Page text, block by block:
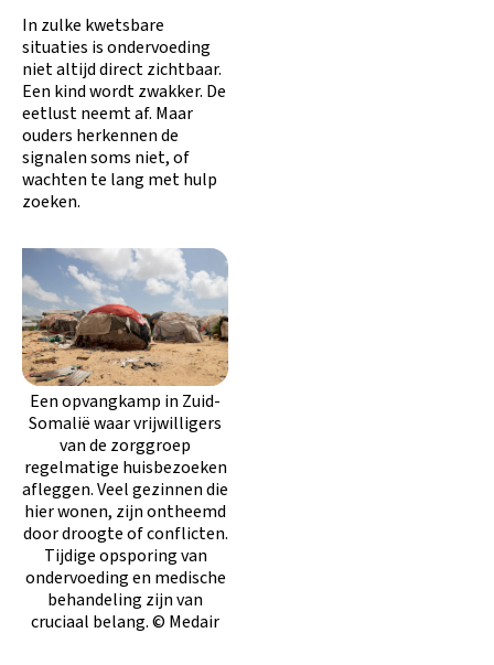
In zulke kwetsbare
situaties is ondervoeding
niet altijd direct zichtbaar.
Een kind wordt zwakker. De
eetlust neemt af. Maar
ouders herkennen de
signalen soms niet, of
wachten te lang met hulp
zoeken.
Een opvangkamp in Zuid-
Somalië waar vrijwilligers
van de zorggroep
regelmatige huisbezoeken
afleggen. Veel gezinnen die
hier wonen, zijn ontheemd
door droogte of conflicten.
Tijdige opsporing van
ondervoeding en medische
behandeling zijn van
cruciaal belang. © Medair